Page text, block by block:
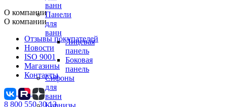
ванн
Панели
для
ванн
Лицевая
панель
Боковая
панель
Сифоны
для
ванн
О компании
О компании
Отзывы покупателей
Новости
ISO 9001
Магазины
Контакты
8 800 550 30 13